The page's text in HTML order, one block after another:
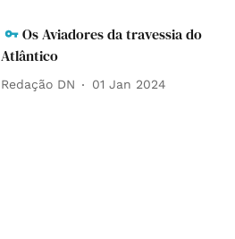
Os Aviadores da travessia do
Atlântico
Redação DN 01 Jan 2024